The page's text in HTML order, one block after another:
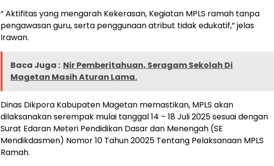
“ Aktifitas yang mengarah Kekerasan, Kegiatan MPLS ramah tanpa
pengawasan guru, serta penggunaan atribut tidak edukatif,” jelas
Irawan.
Baca Juga : Nir Pemberitahuan, Seragam Sekolah Di
Magetan Masih Aturan Lama.
Dinas Dikpora Kabupaten Magetan memastikan, MPLS akan
dilaksanakan serempak mulai tanggal 14 – 18 Juli 2025 sesuai dengan
Surat Edaran Meteri Pendidikan Dasar dan Menengah (SE
Mendikdasmen) Nomor 10 Tahun 20025 Tentang Pelaksanaan MPLS
Ramah.